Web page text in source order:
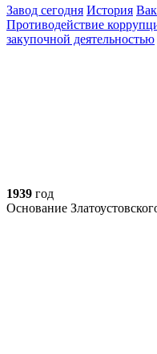
Завод сегодня История
Противодействие
закупочной деятельностью
1939 год
Основание